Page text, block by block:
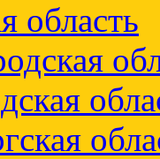
область